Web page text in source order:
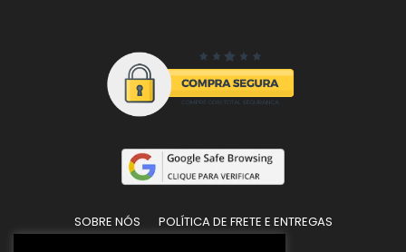
SOBRE NÓS POLÍTICA DE FRETE E ENTREGAS